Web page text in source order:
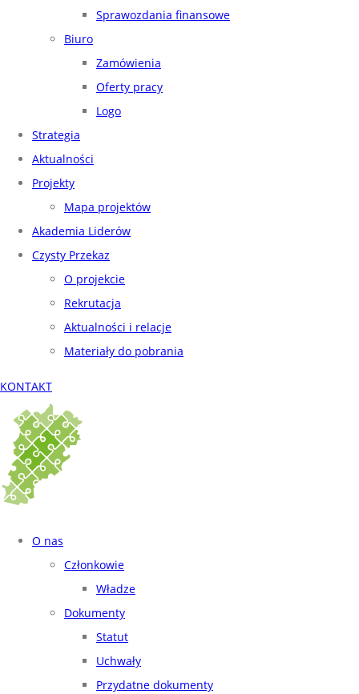
Sprawozdania finansowe
Biuro
Zamówienia
Oferty pracy
Logo
Strategia
Aktualności
Projekty
Mapa projektów
Akademia Liderów
Czysty Przekaz
O projekcie
Rekrutacja
Aktualności i relacje
Materiały do pobrania
KONTAKT
O nas
Członkowie
Władze
Dokumenty
Statut
Uchwały
Przydatne dokumenty